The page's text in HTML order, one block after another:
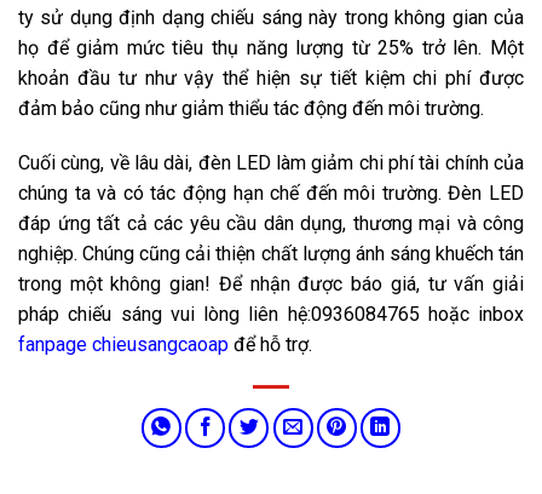
ty sử dụng định dạng chiếu sáng này trong không gian của
họ để giảm mức tiêu thụ năng lượng từ 25% trở lên. Một
khoản đầu tư như vậy thể hiện sự tiết kiệm chi phí được
đảm bảo cũng như giảm thiểu tác động đến môi trường.
Cuối cùng, về lâu dài, đèn LED làm giảm chi phí tài chính của
chúng ta và có tác động hạn chế đến môi trường. Đèn LED
đáp ứng tất cả các yêu cầu dân dụng, thương mại và công
nghiệp. Chúng cũng cải thiện chất lượng ánh sáng khuếch tán
trong một không gian! Để nhận được báo giá, tư vấn giải
pháp chiếu sáng vui lòng liên hệ:0936084765 hoặc inbox
fanpage chieusangcaoap để hỗ trợ.